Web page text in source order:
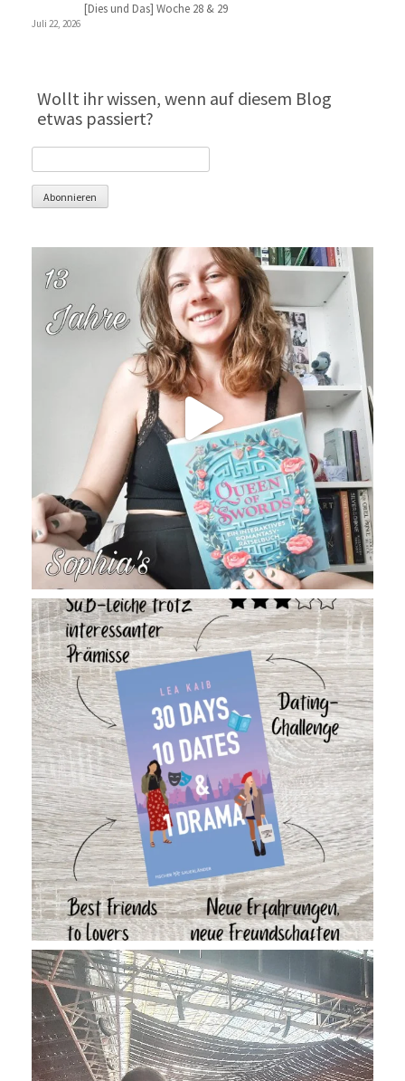
[Dies und Das] Woche 28 & 29
Juli 22, 2026
Wollt ihr wissen, wenn auf diesem Blog
etwas passiert?